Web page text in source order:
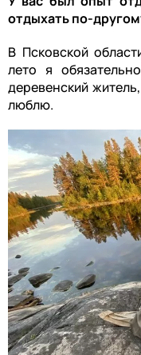
отдыхать по-
В Псковской
лето я
деревенский
люблю.